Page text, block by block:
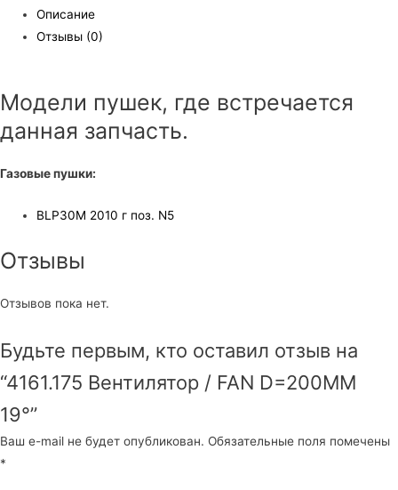
Описание
Отзывы (0)
Модели пушек, где встречается
данная запчасть.
Газовые пушки:
BLP30M 2010 г поз. N5
Отзывы
Отзывов пока нет.
Будьте первым, кто оставил отзыв на
“4161.175 Вентилятор / FAN D=200MM
19°”
Ваш e-mail не будет опубликован. Обязательные поля помечены
*